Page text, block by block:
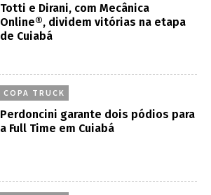
Totti e Dirani, com Mecânica
Online®, dividem vitórias na etapa
de Cuiabá
COPA TRUCK
Perdoncini garante dois pódios para
a Full Time em Cuiabá